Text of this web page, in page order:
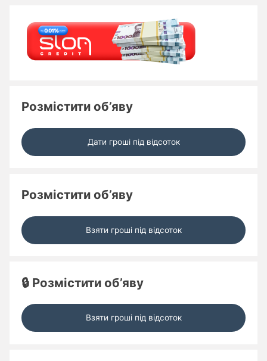
Розмістити об’яву
Дати гроші під відсоток
Розмістити об’яву
Взяти гроші під відсоток
🔒 Розмістити об’яву
Взяти гроші під відсоток